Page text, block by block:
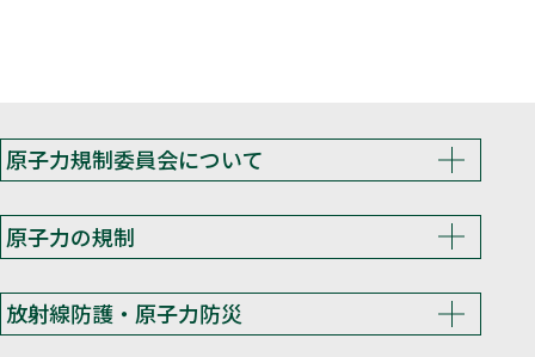
原子力規制委員会について
原子力の規制
放射線防護・原子力防災